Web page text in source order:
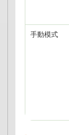
手動模式